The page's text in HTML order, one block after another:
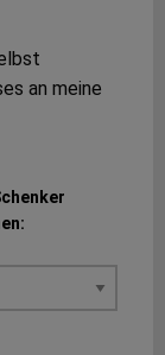
an meine